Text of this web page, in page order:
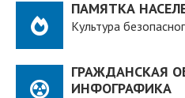
ПАМЯТКА
Культура
ГРАЖДАНСКАЯ
ИНФОГРАФИКА